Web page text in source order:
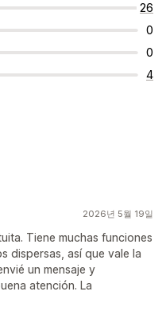
26
0
0
4
2026년 5월 19일
Tiene muchas funciones
dispersas, así que vale la
un mensaje y
atención. La